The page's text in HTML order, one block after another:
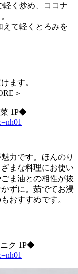
く炒め、ココナ
て軽くとろみを
ます。
＞
1P◆
力です。ほんのり
まな料理にお使い
ま油との相性が抜
ずに。茹でてお浸
おすすめです。
ク 1P◆